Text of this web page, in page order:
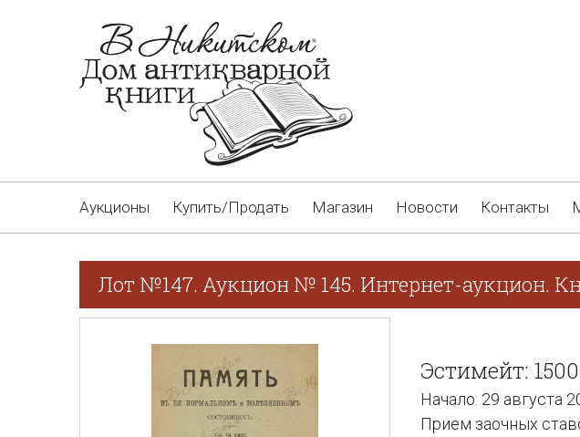
Аукционы Купить/Продать Магазин Новости Контакты
Лот №147. Аукцион № 145. Интернет-аукцион.
Эстимейт:
Начало: 29 августа
Прием заочных